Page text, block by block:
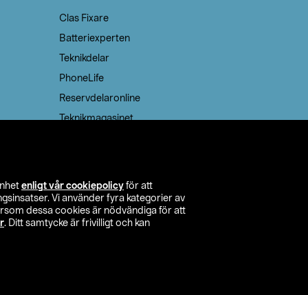
enligt vår cookiepolicy för att
Vi använder fyra kategorier av
dessa cookies är nödvändiga för att
. Ditt samtycke är frivilligt och kan
Clas Fixare
Batteriexperten
Teknikdelar
PhoneLife
Reservdelaronline
Teknikmagasinet